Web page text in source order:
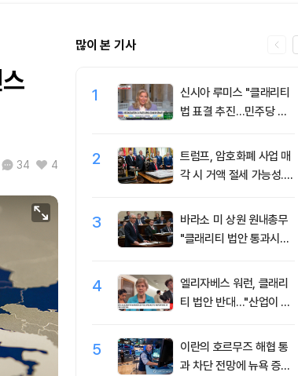
34 4
많이 본 기사
1
신시아 루미스 "클래리티
법 표결 추진…민주당 입
2
트럼프, 암호화폐 사업 매
각 시 거액 절세 가능성...
주목
3
바라소 미 상원 원내총무
"클래리티 법안 통과시킬
4
엘리자베스 워런, 클래리
티 법안 반대…"산업이 쓴
5
이란의 호르무즈 해협 통
과 차단 전망에 뉴욕 증시